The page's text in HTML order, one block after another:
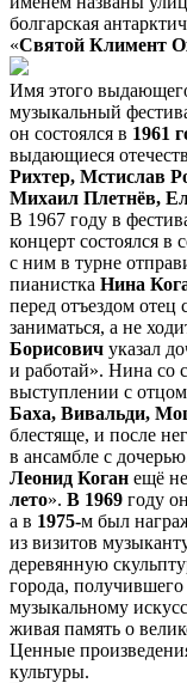
болгарская
«Святой Климент
Имя этого
музыкальный
он состоялся в 1961
выдающиеся
Рихтер, Мстислав
Михаил Плетнёв,
В 1967 году в
концерт состоялся в
с ним в турне
пианистка Нина
перед отъездом отец
заниматься, а не
Борисович указал
и работай». Нина со
выступлении с
Баха, Вивальди,
блестяще, и после
в ансамбле с
Леонид Коган ещё
лето». В 1969 году
а в 1975-м был
из визитов
деревянную
города,
музыкальному
живая память о
Ценные
культуры.